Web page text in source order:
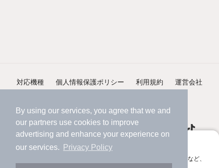
By using our services, you agree that we and
our partners use cookies to improve
advertising and enhance your experience on
our services.
Privacy Policy
アプリに切り替えて、サクサクお部屋探し
会員登録なしですぐ使える。マップ検索やお気に入り保存など、
対応機種 個人情報保護ポリシー 利用規約 運営会社
©NIFTY Lifestyle Co., Ltd.